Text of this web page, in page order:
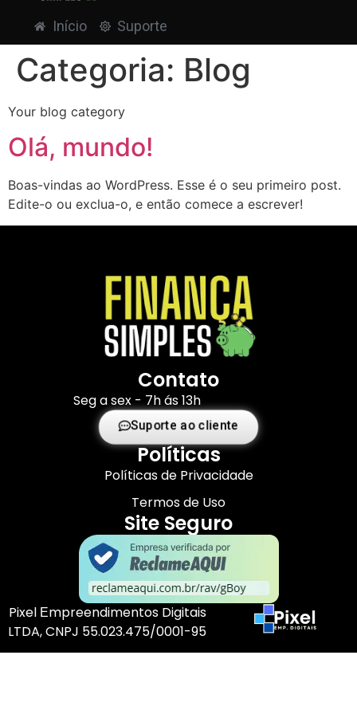
Início Suporte
Categoria: Blog
Your blog category
Olá, mundo!
Boas-vindas ao WordPress. Esse é o seu primeiro post.
Edite-o ou exclua-o, e então comece a escrever!
Contato
Seg a sex - 7h ás 13h
Suporte ao cliente
Políticas
Políticas de Privacidade
Termos de Uso
Site Seguro
Pixel Еmpreendimentos Digitais
LTDA, CNPJ 55.023.475/0001-95